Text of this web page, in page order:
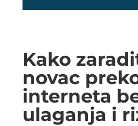
Kako
novac
interneta
ulaganja i